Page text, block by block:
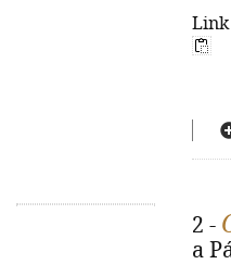
Link
2 -
a